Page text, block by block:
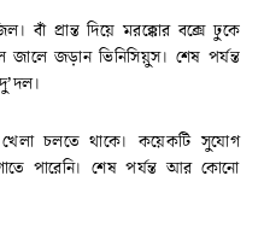
বাঁ প্রান্ত দিয়ে মরক্কোর বক্সে ঢুকে
জড়ান ভিনিসিয়ুস। শেষ পর্যন্ত
চলতে থাকে। কয়েকটি সুযোগ
পারেনি। শেষ পর্যন্ত আর কোনো